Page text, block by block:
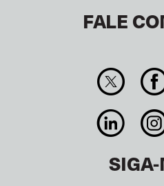
FALE